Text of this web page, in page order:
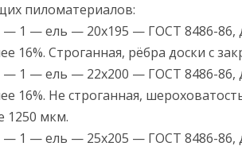
пиломатериалов:
— 1 — ель — 20х195 — ГОСТ 8486-86,
16%. Строганная, рёбра доски с
— 1 — ель — 22х200 — ГОСТ 8486-86,
16%. Не строганная,
1250 мкм.
— 1 — ель — 25х205 — ГОСТ 8486-86,